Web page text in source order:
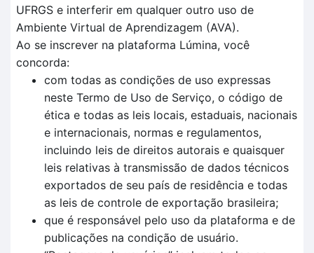
UFRGS e interferir em qualquer outro uso de
Ambiente Virtual de Aprendizagem (AVA).
Ao se inscrever na plataforma Lúmina, você
concorda:
com todas as condições de uso expressas
neste Termo de Uso de Serviço, o código de
ética e todas as leis locais, estaduais, nacionais
e internacionais, normas e regulamentos,
incluindo leis de direitos autorais e quaisquer
leis relativas à transmissão de dados técnicos
exportados de seu país de residência e todas
as leis de controle de exportação brasileira;
que é responsável pelo uso da plataforma e de
publicações na condição de usuário.